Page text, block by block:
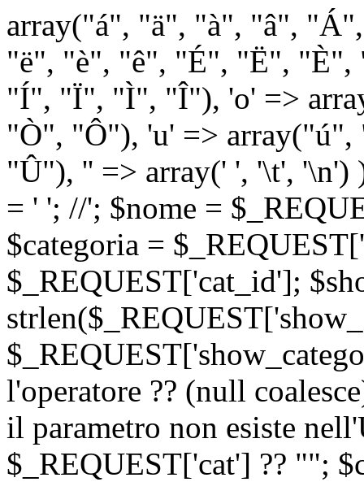
array("á", "ä", "à", "â",
"ë", "è", "ê", "É", "Ë",
"Í", "Ï", "Ì", "Î"), 'o' =>
"Ò", "Ô"), 'u' =>
"Û"), '' => array(' ', '\t',
= ' '; //'; $nome =
$categoria =
$_REQUEST['cat_id'];
l'operatore ?? (null
il parametro non esiste
$_REQUEST['cat'] ?? "";